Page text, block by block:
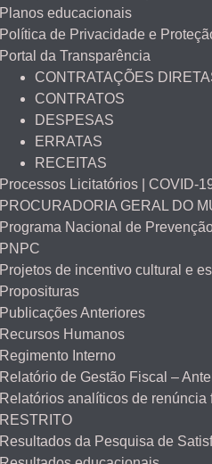
Planos educacionais
Política de Privacidade e
Portal da Transparência
CONTRATAÇÕES
CONTRATOS
DESPESAS
ERRATAS
RECEITAS
Processos Licitatórios | COVID-
PROCURADORIA GERAL DO
Programa Nacional de
PNPC
Projetos de incentivo cultural e
Proposituras
Publicações Anteriores
Recursos Humanos
Regimento Interno
Relatório de Gestão Fiscal –
Relatórios analíticos de renúncia
RESTRITO
Resultados da Pesquisa de